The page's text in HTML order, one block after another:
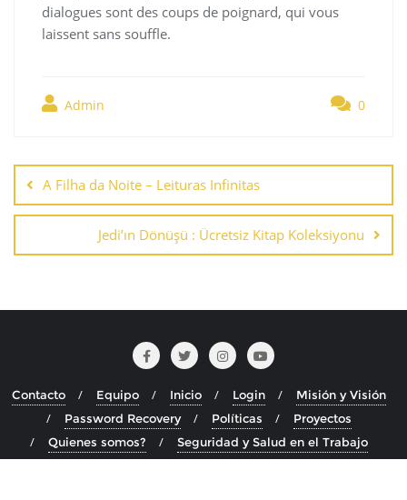
dialogues sont des coups de poignard, qui vous
laissent sans souffle.
Admin 0
de
entradas
A Filha da Noite – Leituras Infinitas
Jedi’ın Dönüşü : Ücretsiz Kitap Koleksiyonu
Contacto Equipo Inicio Login
Misión y Visión
Password Recovery
Políticas
Proyectos
Quienes somos?
Seguridad y Salud en el Trabajo